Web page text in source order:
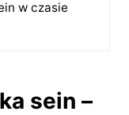
w czasie
sein –